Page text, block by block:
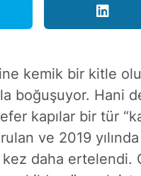
kemik bir kitle
boğuşuyor. Hani
kapılar bir tür
ve 2019
kez daha ertelendi.